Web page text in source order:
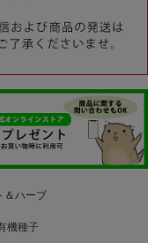
＆ハーブ
機種子